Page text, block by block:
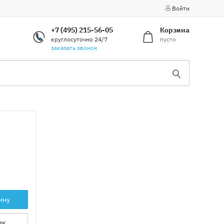
Войти
+7 (495) 215-56-05
круглосуточно 24/7
заказать звонок
Корзина
пусто